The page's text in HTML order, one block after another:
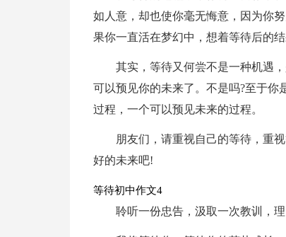
如人意，却也使你毫无悔意，因为你
果你一直活在梦幻中，想着等待后的
其实，等待又何尝不是一种机遇
可以预见你的未来了。不是吗?至于你
过程，一个可以预见未来的过程。
朋友们，请重视自己的等待，重
好的未来吧!
等待初中作文4
聆听一份忠告，汲取一次教训，理